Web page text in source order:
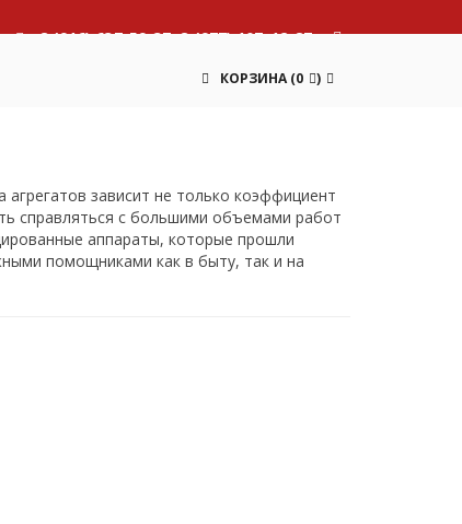
8 (916) 637-59-37, 8 (977) 107-12-87
КОРЗИНА (0 )
зависит не только коэффициент
справляться с большими объемами работ
аппараты, которые прошли
помощниками как в быту, так и на